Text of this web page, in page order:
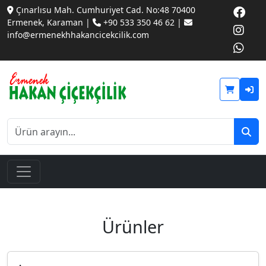
Çınarlısu Mah. Cumhuriyet Cad. No:48 70400
Ermenek, Karaman |
+90 533 350 46 62 |
info@ermenekhhakancicekcilik.com
Ürünler